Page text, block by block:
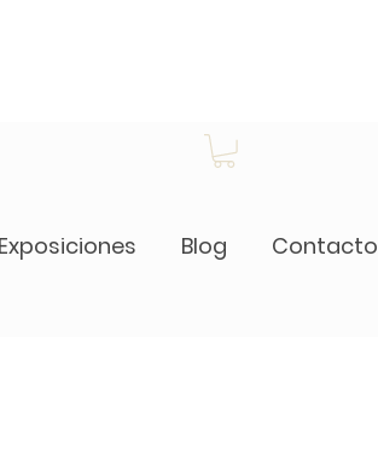
Exposiciones Blog Contacto